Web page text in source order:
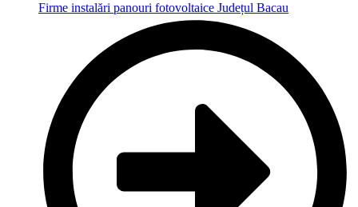
Firme instalări panouri fotovoltaice Județul Bacau